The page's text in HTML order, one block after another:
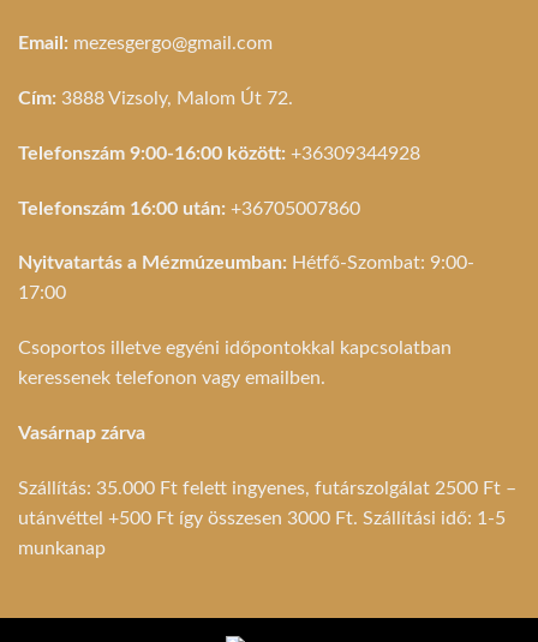
Email: mezesgergo@gmail.com
Cím: 3888 Vizsoly, Malom Út 72.
Telefonszám 9:00-16:00 között: +36309344928
Telefonszám 16:00 után: +36705007860
Nyitvatartás a Mézmúzeumban: Hétfő-Szombat: 9:00-
17:00
Csoportos illetve egyéni időpontokkal kapcsolatban
keressenek telefonon vagy emailben.
Vasárnap zárva
Szállítás: 35.000 Ft felett ingyenes, futárszolgálat 2500 Ft –
utánvéttel +500 Ft így összesen 3000 Ft. Szállítási idő: 1-5
munkanap